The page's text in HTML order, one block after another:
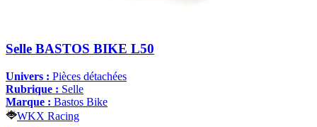
Selle BASTOS BIKE L50
Univers : Pièces détachées
Rubrique : Selle
Marque : Bastos Bike
WKX Racing